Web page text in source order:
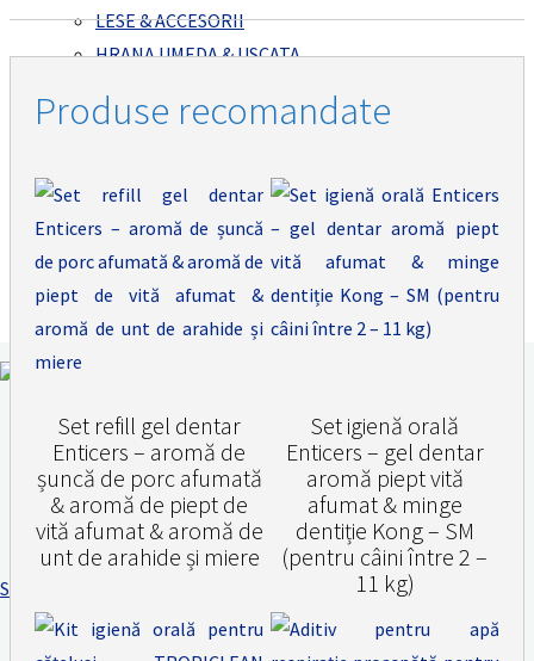
LESE & ACCESORII
HRANA UMEDA & USCATA
PROMOTII
EVENIMENTE
CONTACT
Search
Vetlab
Nova
Group
Skip to content
Produse recomandate
Set refill gel dentar
Enticers – aromă de
șuncă de porc afumată
& aromă de piept de
vită afumat & aromă de
unt de arahide și miere
Set igienă orală
Enticers – gel dentar
aromă piept vită
afumat & minge
dentiție Kong – SM
(pentru câini între 2 –
11 kg)